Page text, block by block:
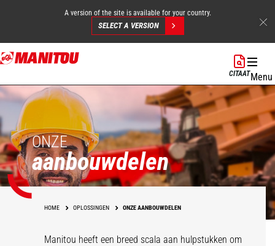
Overslaan
en
de
inhoud
gaan
A version of the site is available for your country.
SELECT A VERSION
CITAATMenu
ONZE
aanbouwdelen
HOME OPLOSSINGEN ONZE AANBOUWDELEN
Manitou heeft een breed scala aan hulpstukken om